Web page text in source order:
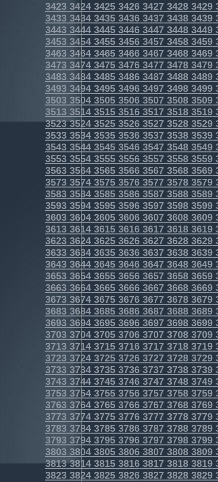
3423342434253426342734283429
3433343434353436343734383439
3443344434453446344734483449
3453345434553456345734583459
3463346434653466346734683469
3473347434753476347734783479
3483348434853486348734883489
3493349434953496349734983499
3503350435053506350735083509
3513351435153516351735183519
3523352435253526352735283529
3533353435353536353735383539
3543354435453546354735483549
3553355435553556355735583559
3563356435653566356735683569
3573357435753576357735783579
3583358435853586358735883589
3593359435953596359735983599
3603360436053606360736083609
3613361436153616361736183619
3623362436253626362736283629
3633363436353636363736383639
3643364436453646364736483649
3653365436553656365736583659
3663366436653666366736683669
3673367436753676367736783679
3683368436853686368736883689
3693369436953696369736983699
3703370437053706370737083709
3713371437153716371737183719
3723372437253726372737283729
3733373437353736373737383739
3743374437453746374737483749
3753375437553756375737583759
3763376437653766376737683769
3773377437753776377737783779
3783378437853786378737883789
3793379437953796379737983799
3803380438053806380738083809
3813381438153816381738183819
3823382438253826382738283829